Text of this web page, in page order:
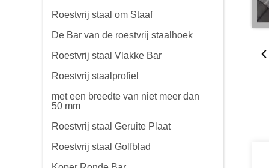
Roestvrij staal om Staaf
De Bar van de roestvrij staalhoek
Roestvrij staal Vlakke Bar
Roestvrij staalprofiel
met een breedte van niet meer dan
50 mm
Roestvrij staal Geruite Plaat
Roestvrij staal Golfblad